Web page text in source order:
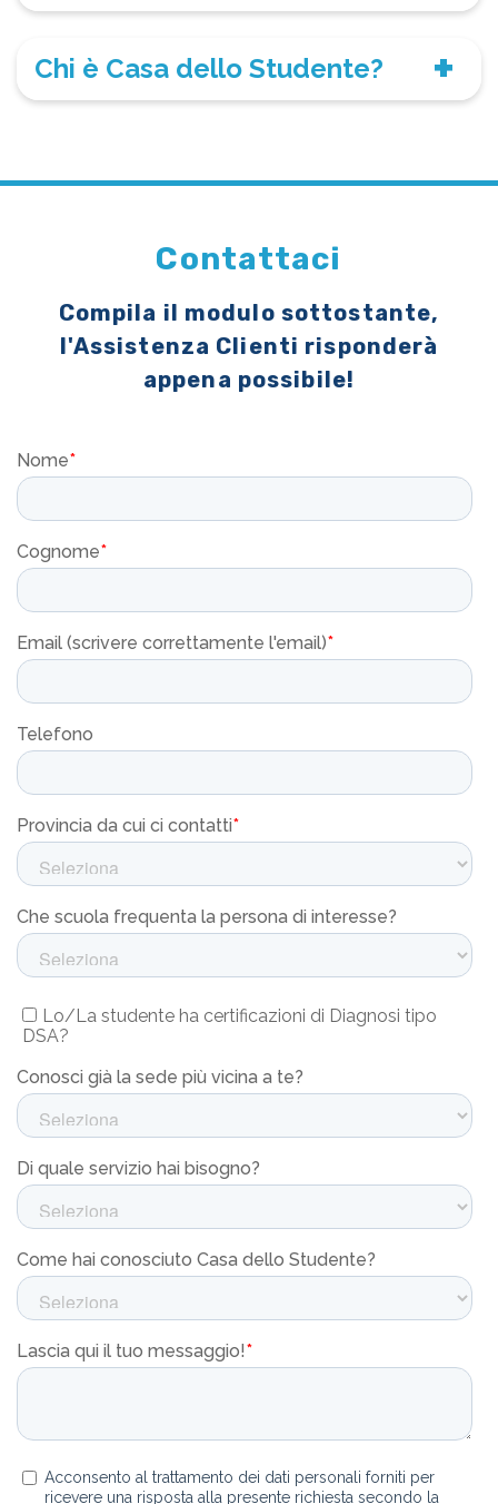
Chi è Casa dello Studente?
Contattaci
Compila il modulo sottostante,
l'Assistenza Clienti risponderà
appena possibile!